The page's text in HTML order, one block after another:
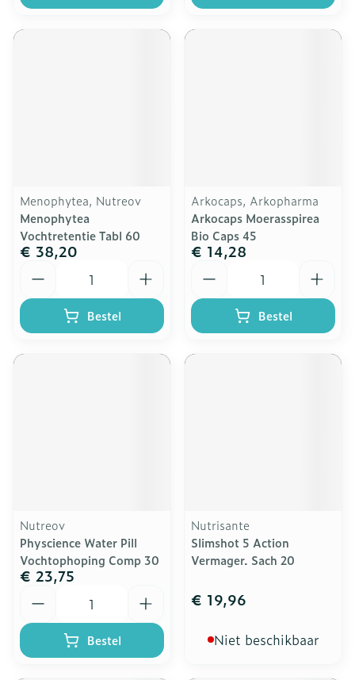
Menophytea, Nutreov
Menophytea
Vochtretentie Tabl 60
€ 38,20
Bestel
Arkocaps, Arkopharma
Arkocaps Moerasspirea
Bio Caps 45
€ 14,28
Bestel
Nutreov
Physcience Water Pill
Vochtophoping Comp 30
€ 23,75
Bestel
Nutrisante
Slimshot 5 Action
Vermager. Sach 20
€ 19,96
Niet beschikbaar